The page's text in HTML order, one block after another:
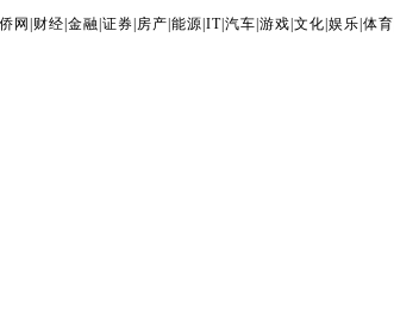
侨网 财经 金融 证券 房产 能源 IT| 汽车 游戏 文化 娱乐 体育